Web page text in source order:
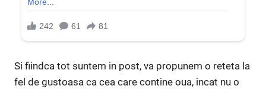
Si fiindca tot suntem in post, va propunem o reteta la
fel de gustoasa ca cea care contine oua, incat nu o